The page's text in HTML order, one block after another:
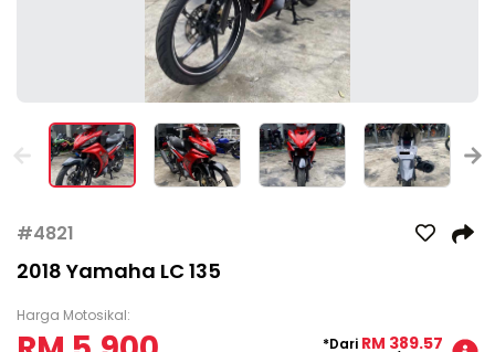
#4821
2018 Yamaha LC 135
Harga Motosikal:
*Dari RM 389.57